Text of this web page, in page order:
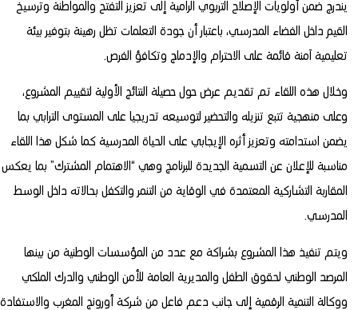
يندرج ضمن أولويات الإصلاح التربوي الرامية إلى تعزيز التفتح والمواطنة وترسيخ
القيم داخل الفضاء المدرسي، باعتبار أن جودة التعلمات تظل رهينة بتوفير بيئة
تعليمية آمنة قائمة على الاحترام والإدماج وتكافؤ الفرص.
وخلال هذه اللقاء تم تقديم عرض حول حصيلة النتائج الأولية لتقييم المشروع،
وعلى منهجية تتبع تنزيله والتحضير لتوسيعه تدريجيا على المستوى الترابي بما
يضمن استدامته وتعزيز أثره الإيجابي على الحياة المدرسية كما شكل هذا اللقاء
مناسبة للإعلان عن التسمية الجديدة للبرنامج وهي “الاهتمام المشترك” بما يعكس
المقاربة التشاركية المعتمدة في الوقاية من التنمر والتكفل بحالاته داخل الوسط
المدرسي.
ويتم تنفيذ هذا المشروع بشراكة مع عدد من المؤسسات الوطنية من بينها
المرصد الوطني لحقوق الطفل والمديرية العامة للأمن الوطني والدرك الملكي
ووكالة التنمية الرقمية إلى جانب دعم فاعل من شركة أورونج المغرب والاستفادة